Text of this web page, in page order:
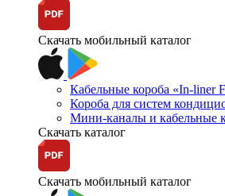
Скачать мобильный каталог
Кабельные короба «In-liner
Короба для систем
Мини-каналы и кабельные
Скачать каталог
Скачать мобильный каталог